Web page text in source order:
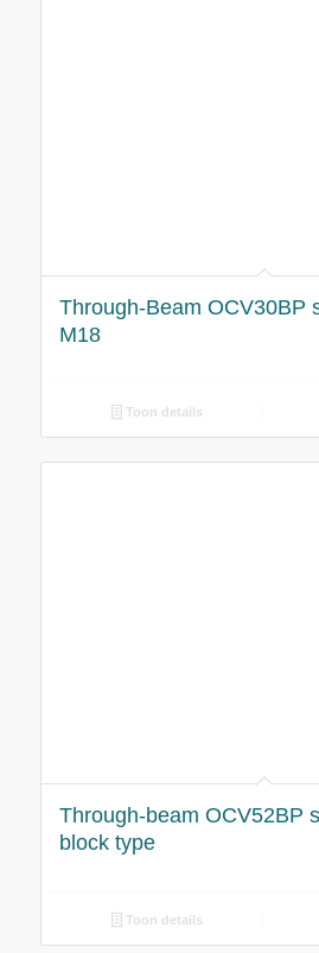
Through-Beam OCV30BP
M18
Toon details
Through-beam OCV52BP
block type
Toon details